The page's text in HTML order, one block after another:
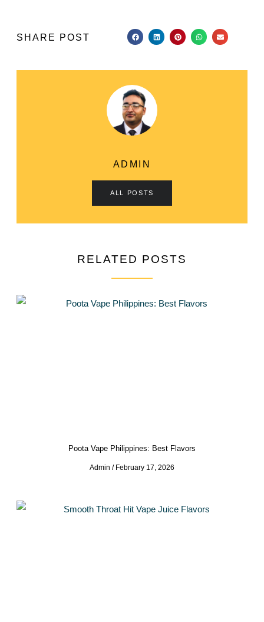
SHARE POST
ADMIN
ALL POSTS
RELATED POSTS
Poota Vape Philippines: Best Flavors
Admin February 17, 2026